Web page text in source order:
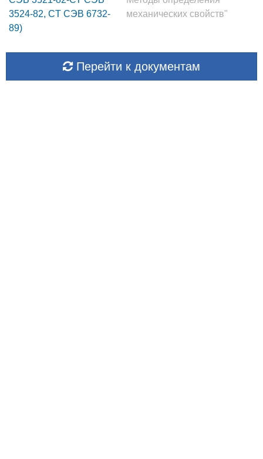
3524-82, CT СЭВ 6732-
89)
механических свойств"
Перейти к документам